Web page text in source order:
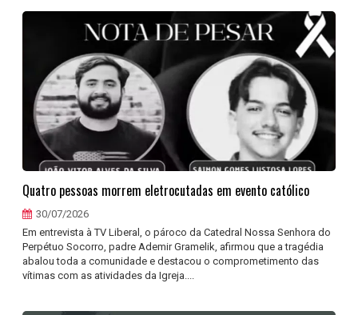
Quatro pessoas morrem eletrocutadas em evento católico
30/07/2026
Em entrevista à TV Liberal, o pároco da Catedral Nossa Senhora do
Perpétuo Socorro, padre Ademir Gramelik, afirmou que a tragédia
abalou toda a comunidade e destacou o comprometimento das
vítimas com as atividades da Igreja....